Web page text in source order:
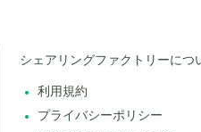
シェアリングファクトリーにつ
利用規約
プライバシーポリシー